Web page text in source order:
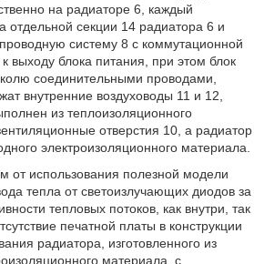
на радиаторе 6, каждый
отдельной секции 14 радиатора 6 и
систему 8 с коммутационной
выходу блока питания, при этом блок
соединительными проводами,
внутренние воздуховоды 11 и 12,
из теплоизоляционного
отверстия 10, а радиатор
электроизоляционного материала.
от использования полезной модели
тепла от светоизлучающих диодов за
тепловых потоков, как внутри, так
печатной платы в конструкции
радиатора, изготовленного из
материала, с